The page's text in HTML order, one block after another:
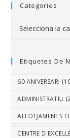
Categories
Etiquetes De
60 ANIVERSARI
ADMINISTRATIU
ALLOTJAMENTS
CENTRE